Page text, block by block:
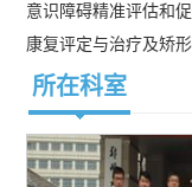
意识障碍精准评估和
康复评定与治疗及矫形
所在科室